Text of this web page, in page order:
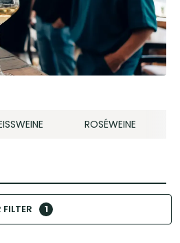
ROSÉWEINE
FILTER 1